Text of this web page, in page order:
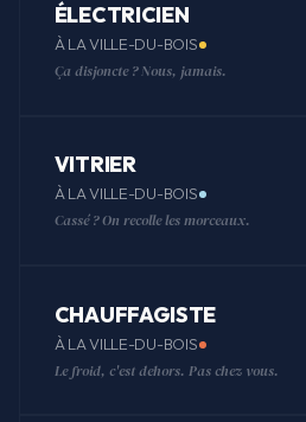
ÉLECTRICIEN
À LA VILLE-DU-BOIS
Ça disjoncte ? Nous, jamais.
VITRIER
À LA VILLE-DU-BOIS
Cassé ? On recolle les morceaux.
CHAUFFAGISTE
À LA VILLE-DU-BOIS
Le froid, c'est dehors. Pas chez vous.